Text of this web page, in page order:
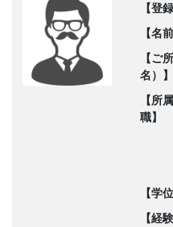
【登
【名前
【ご
名）】
【所
職】
【学
【経験